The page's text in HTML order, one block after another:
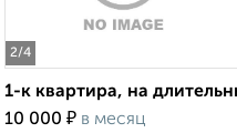
2/4
1-к квартира, на
10 000 ₽ в месяц